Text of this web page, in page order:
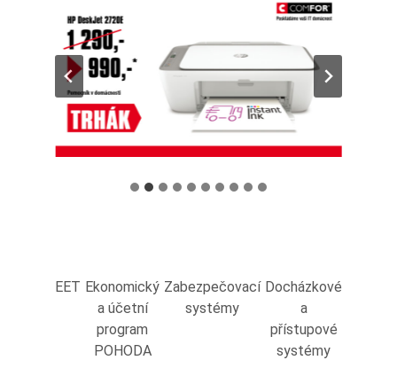
EET Ekonomický
a účetní
program
POHODA
Zabezpečovací
systémy
Docházkové
a
přístupové
systémy